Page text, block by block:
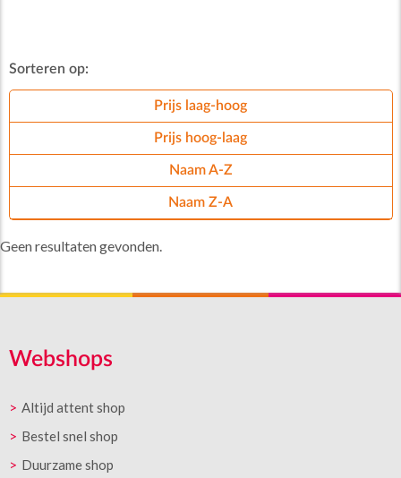
Sorteren op:
Prijs laag-hoog
Prijs hoog-laag
Naam A-Z
Naam Z-A
Geen resultaten gevonden.
Webshops
Altijd attent shop
Bestel snel shop
Duurzame shop